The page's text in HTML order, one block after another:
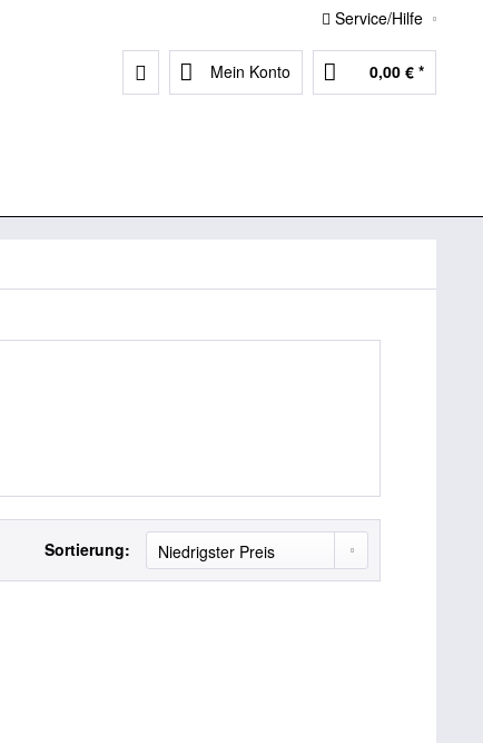
Service/Hilfe
Mein Konto 0,00 € *
Sortierung: